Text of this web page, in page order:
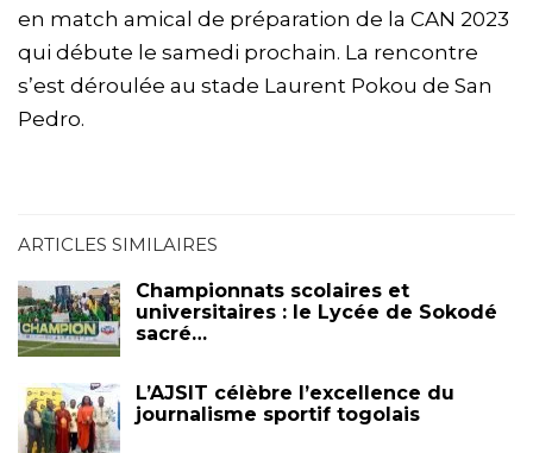
en match amical de préparation de la CAN 2023
qui débute le samedi prochain. La rencontre
s’est déroulée au stade Laurent Pokou de San
Pedro.
ARTICLES SIMILAIRES
Championnats scolaires et
universitaires : le Lycée de Sokodé
sacré…
L’AJSIT célèbre l’excellence du
journalisme sportif togolais